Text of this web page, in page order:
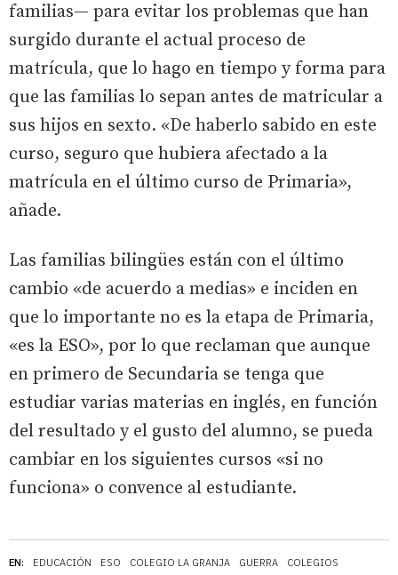
EN: EDUCACIÓN ESO COLEGIO LA GRANJA GUERRA COLEGIOS
familias— para evitar los problemas que han
surgido durante el actual proceso de
matrícula, que lo hago en tiempo y forma para
que las familias lo sepan antes de matricular a
sus hijos en sexto. «De haberlo sabido en este
curso, seguro que hubiera afectado a la
matrícula en el último curso de Primaria»,
añade.
Las familias bilingües están con el último
cambio «de acuerdo a medias» e inciden en
que lo importante no es la etapa de Primaria,
«es la ESO», por lo que reclaman que aunque
en primero de Secundaria se tenga que
estudiar varias materias en inglés, en función
del resultado y el gusto del alumno, se pueda
cambiar en los siguientes cursos «si no
funciona» o convence al estudiante.